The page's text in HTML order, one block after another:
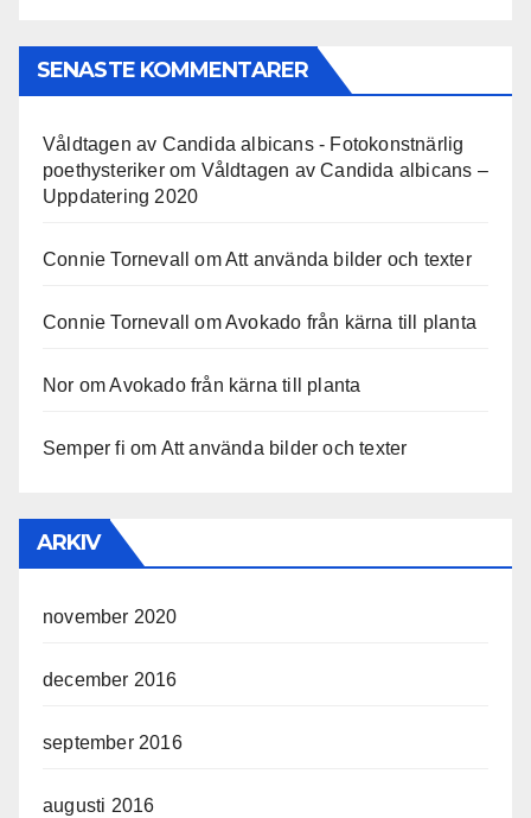
SENASTE KOMMENTARER
Våldtagen av Candida albicans - Fotokonstnärlig
poethysterikerom Våldtagen av Candida albicans –
Uppdatering 2020
Connie Tornevall omAtt använda bilder och texter
Connie Tornevall omAvokado från kärna till planta
Nor omAvokado från kärna till planta
Semper fi om Att använda bilder och texter
ARKIV
november 2020
december 2016
september 2016
augusti 2016